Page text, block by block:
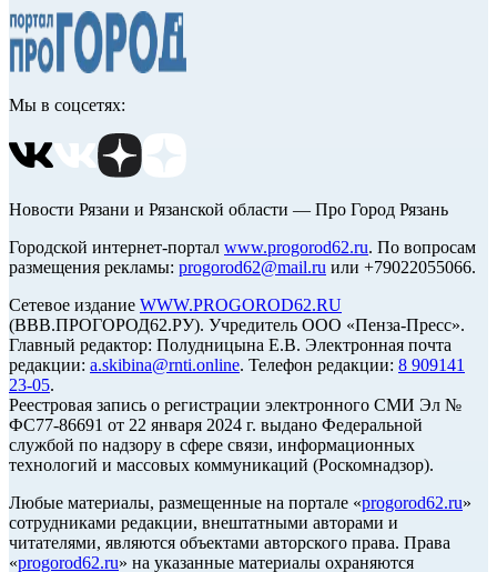
Мы в соцсетях:
Новости Рязани и Рязанской области — Про Город Рязань
Городской интернет-портал www.progorod62.ru. По вопросам
размещения рекламы: progorod62@mail.ru или +79022055066.
Сетевое издание WWW.PROGOROD62.RU
(ВВВ.ПРОГОРОД62.РУ). Учредитель ООО «Пенза-Пресс».
Главный редактор: Полудницына Е.В. Электронная почта
редакции: a.skibina@rnti.online. Телефон редакции: 8 909141
23-05.
Реестровая запись о регистрации электронного СМИ Эл №
ФС77-86691 от 22 января 2024 г. выдано Федеральной
службой по надзору в сфере связи, информационных
технологий и массовых коммуникаций (Роскомнадзор).
Любые материалы, размещенные на портале «progorod62.ru»
сотрудниками редакции, внештатными авторами и
читателями, являются объектами авторского права. Права
«progorod62.ru» на указанные материалы охраняются